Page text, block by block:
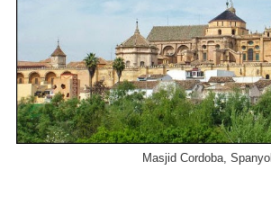
Masjid Cordoba, Spanyol